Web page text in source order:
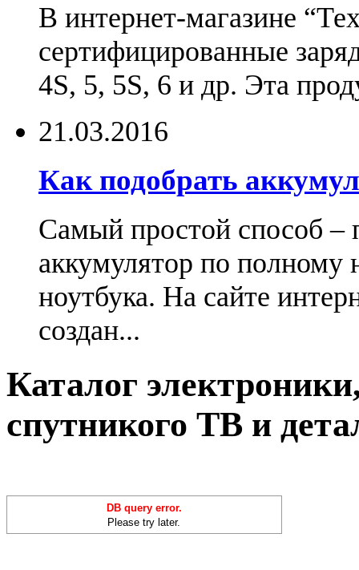
В интернет-магазине
сертифицированные
4S, 5, 5S, 6 и др. Эта
21.03.2016
Как подобрать
Самый простой способ –
аккумулятор по
ноутбука. На сайте
создан...
Каталог
спутникого ТВ и
DB query error.
Please try later.